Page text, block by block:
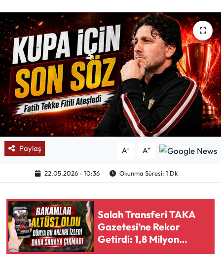
Paylaş A- A+
22.05.2026 - 10:36 Okunma Süresi: 1 Dk
Salah Transferi TAKA
Gazetesi’ne Rekor
Getirdi: 1,8 Milyon
İzlenme
Manşet
Köşe Yazıları
Karikatür Galeri
BIK
ASTROLOJİ
Spor Yazıları
Mektup Galeri
Ekonomi
Sağlık